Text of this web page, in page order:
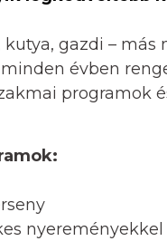
kutya, gazdi –
évben
programok
nyereményekkel